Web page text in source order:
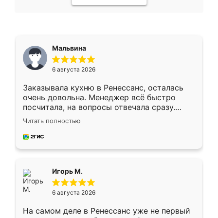
Мальвина
6 августа 2026
Заказывала кухню в Ренессанс, осталась
очень довольна. Менеджер всё быстро
посчитала, на вопросы отвечала сразу.
Замерщик приехал в субботу, подошёл к
делу со всей ответственностью. Собрали
за день, ребята работали аккуратно, даже
Читать полностью
Игорь М.
6 августа 2026
На самом деле в Ренессанс уже не первый